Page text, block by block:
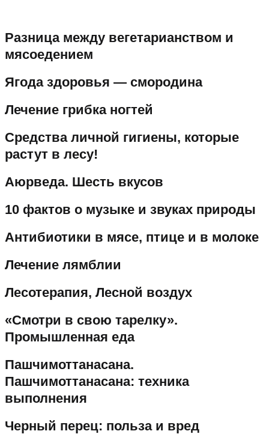
Разница между вегетарианством и
мясоедением
Ягода здоровья — смородина
Лечение грибка ногтей
Средства личной гигиены, которые
растут в лесу!
Аюрведа. Шесть вкусов
10 фактов о музыке и звуках природы
Антибиотики в мясе, птице и в молоке
Лечение лямблии
Лесотерапия, Лесной воздух
«Смотри в свою тарелку».
Промышленная еда
Пашчимоттанасана.
Пашчимоттанасана: техника
выполнения
Черный перец: польза и вред